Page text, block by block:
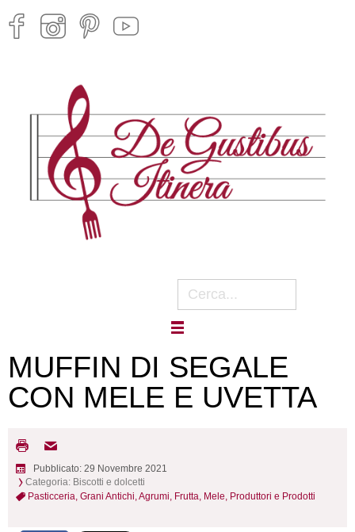
MUFFIN DI SEGALE
CON MELE E UVETTA
Pubblicato: 29 Novembre 2021
Categoria: Biscotti e dolcetti
Pasticceria, Grani Antichi,Agrumi, Frutta, Mele, Produttori e Prodotti